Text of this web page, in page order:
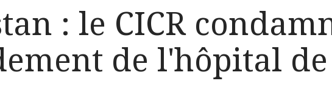
: le CICR
de l'hôpital de